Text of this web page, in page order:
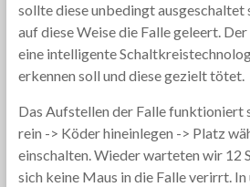
sollte diese unbedingt ausgeschaltet
auf diese Weise die Falle geleert.
eine intelligente
erkennen soll und diese gezielt tötet.
Das Aufstellen der Falle funktioniert
rein -> Köder hineinlegen -> Platz
einschalten. Wieder warteten wir 12
sich keine Maus in die Falle verirrt. In